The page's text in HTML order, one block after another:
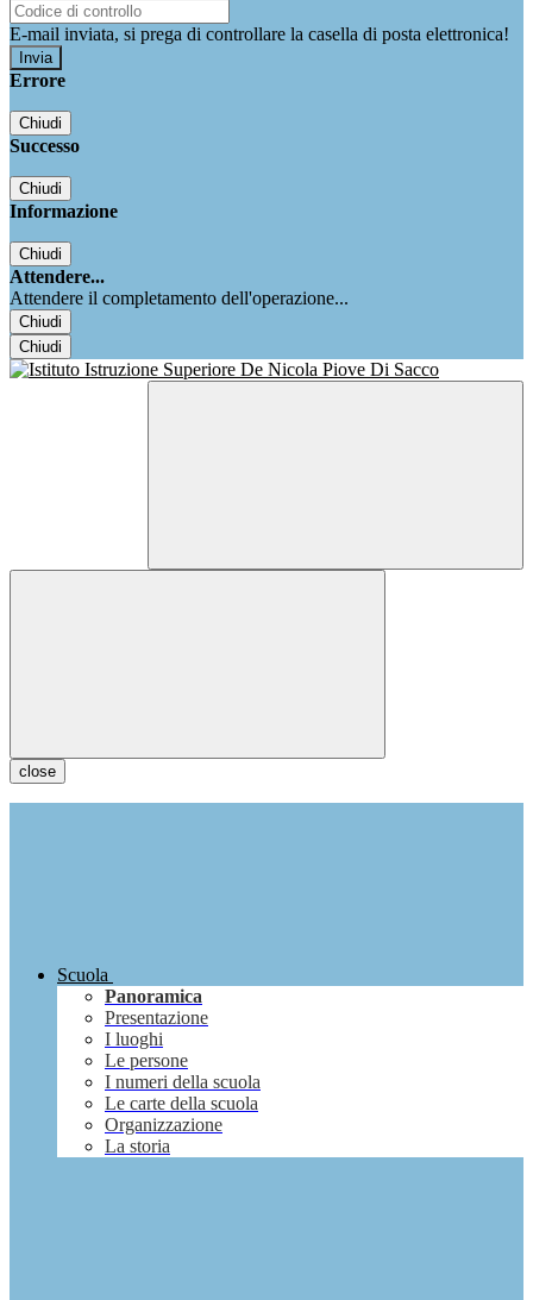
E-mail inviata, si prega di controllare la casella di posta elettronica!
Errore
Chiudi
Successo
Chiudi
Informazione
Chiudi
Attendere...
Attendere il completamento dell'operazione...
Chiudi
Chiudi
close
Scuola
Panoramica
Presentazione
I luoghi
Le persone
I numeri della scuola
Le carte della scuola
Organizzazione
La storia